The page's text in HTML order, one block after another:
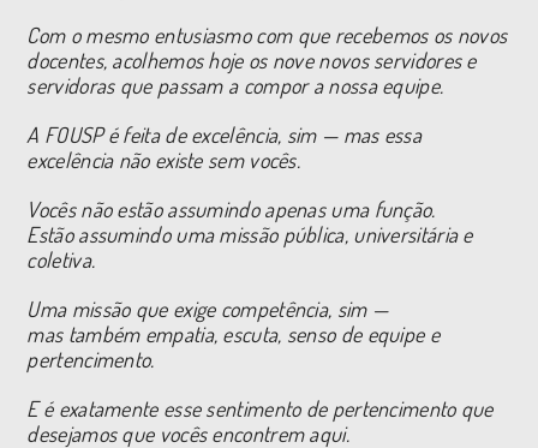
Com o mesmo entusiasmo com que recebemos os novos
docentes, acolhemos hoje os nove novos servidores e
servidoras que passam a compor a nossa equipe.
A FOUSP é feita de excelência, sim — mas essa
excelência não existe sem vocês.
Vocês não estão assumindo apenas uma função.
Estão assumindo uma missão pública, universitária e
coletiva.
Uma missão que exige competência, sim —
mas também empatia, escuta, senso de equipe e
pertencimento.
E é exatamente esse sentimento de pertencimento que
desejamos que vocês encontrem aqui.